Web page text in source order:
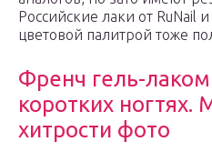
Российские лаки от RuNail
цветовой палитрой тоже
Френч гель-
коротких ногтях.
хитрости фото